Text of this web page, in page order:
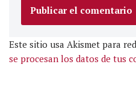
Este sitio usa Akismet para
se procesan los datos de tus